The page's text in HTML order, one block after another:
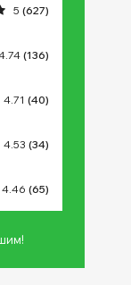
5 (627)
(136)
4.71 (40)
4.53 (34)
4.46 (65)